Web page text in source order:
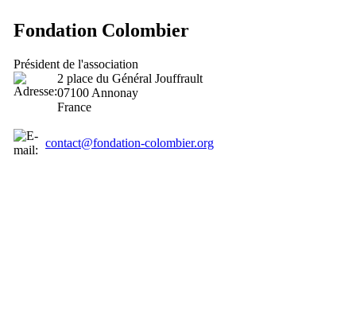
Fondation Colombier
Président de l'association
2 place du Général Jouffrault
07100 Annonay
France
contact@fondation-colombier.org